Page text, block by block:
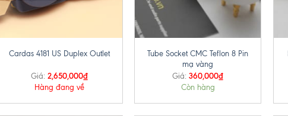
Cardas 4181 US Duplex Outlet
Giá: 2,650,000₫
Hàng đang về
Tube Socket CMC Teflon 8 Pin
mạ vàng
Giá: 360,000₫
Còn hàng